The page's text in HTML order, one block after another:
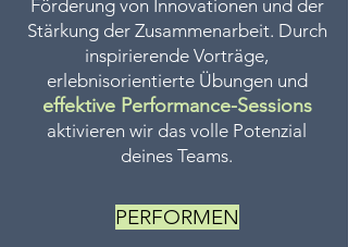
Förderung von Innovationen und der
Stärkung der Zusammenarbeit. Durch
inspirierende Vorträge,
erlebnisorientierte Übungen und
effektive Performance-Sessions
aktivieren wir das volle Potenzial
deines Teams.
PERFORMEN